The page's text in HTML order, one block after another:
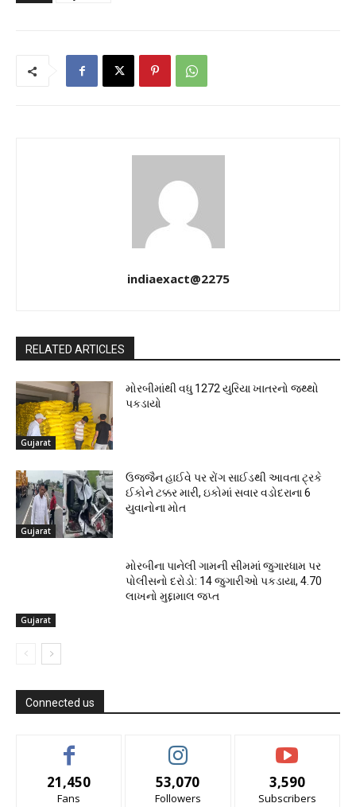
indiaexact@2275
RELATED ARTICLES
Gujarat
મોરબીમાંથી વધુ 1272 યુરિયા ખાતરનો જથ્થો
પકડાયો
Gujarat
ઉજ્જૈન હાઈવે પર રોંગ સાઈડથી આવતા ટ્રકે
ઈકોને ટક્કર મારી, ઇકોમાં સવાર વડોદરાના 6
યુવાનોના મોત
Gujarat
મોરબીના પાનેલી ગામની સીમમાં જુગારધામ પર
પોલીસનો દરોડો: 14 જુગારીઓ પકડાયા, ₹4.70
લાખનો મુદ્દામાલ જપ્ત
Connected us
21,450
Fans
53,070
Followers
3,590
Subscribers